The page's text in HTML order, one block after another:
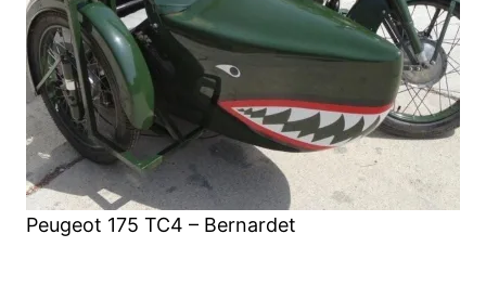
Peugeot 175 TC4 – Bernardet